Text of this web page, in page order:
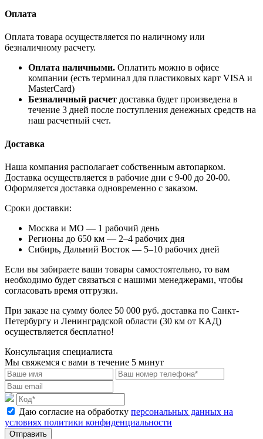
Оплата
Оплата товара осуществляется по наличному или
безналичному расчету.
Оплата наличными. Оплатить можно в офисе
компании (есть терминал для пластиковых карт VISA и
MasterCard)
Безналичный расчет доставка будет произведена в
течение 3 дней после поступления денежных средств на
наш расчетный счет.
Доставка
Наша компания располагает собственным автопарком.
Доставка осуществляется в рабочие дни с 9-00 до 20-00.
Оформляется доставка одновременно с заказом.
Сроки доставки:
Москва и МО — 1 рабочий день
Регионы до 650 км — 2–4 рабочих дня
Сибирь, Дальний Восток — 5–10 рабочих дней
Если вы забираете ваши товары самостоятельно, то вам
необходимо будет связаться с нашими менеджерами, чтобы
согласовать время отгрузки.
При заказе на сумму более 50 000 руб. доставка по Санкт-
Петербургу и Ленинградской области (30 км от КАД)
осуществляется бесплатно!
Консультация специалиста
Мы свяжемся с вами в течение 5 минут
Даю согласие на обработку персональных данных на
условиях политики конфиденциальности
Отправить